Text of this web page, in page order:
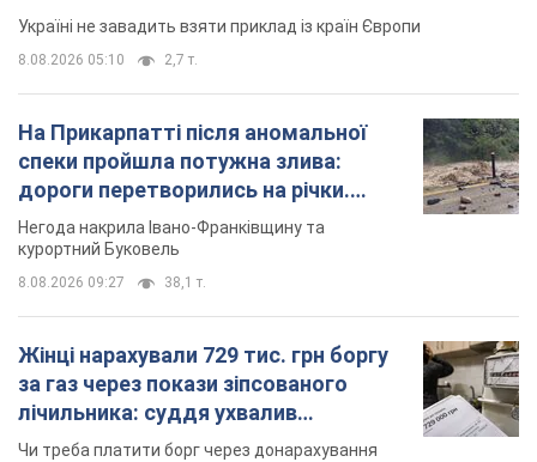
Україні не завадить взяти приклад із країн Європи
8.08.2026 05:10 2,7 т.
На Прикарпатті після аномальної
спеки пройшла потужна злива:
дороги перетворились на річки.
Відео
Негода накрила Івано-Франківщину та
курортний Буковель
8.08.2026 09:27 38,1 т.
Жінці нарахували 729 тис. грн боргу
за газ через покази зіпсованого
лічильника: суддя ухвалив
неочікуване рішення
Чи треба платити борг через донарахування